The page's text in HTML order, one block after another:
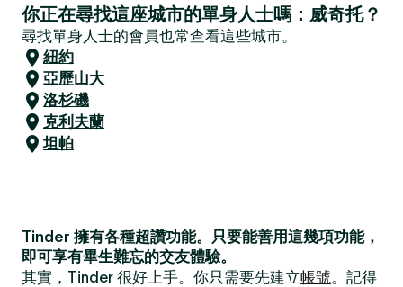
你正在尋找這座城市的單身人士嗎：威奇托？
尋找單身人士的會員也常查看這些城市。
紐約
亞歷山大
洛杉磯
克利夫蘭
坦帕
Tinder 擁有各種超讚功能。只要能善用這幾項功能，
即可享有畢生難忘的交友體驗。
其實，Tinder 很好上手。你只需要先建立帳號。記得